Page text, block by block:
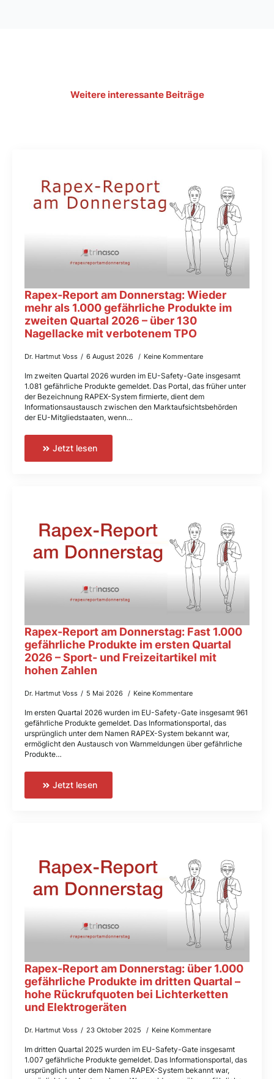
Weitere interessante Beiträge
Rapex-Report am Donnerstag: Wieder
mehr als 1.000 gefährliche Produkte im
zweiten Quartal 2026 – über 130
Nagellacke mit verbotenem TPO
Dr. Hartmut Voss 6 August 2026 Keine Kommentare
Im zweiten Quartal 2026 wurden im EU-Safety-Gate insgesamt
1.081 gefährliche Produkte gemeldet. Das Portal, das früher unter
der Bezeichnung RAPEX-System firmierte, dient dem
Informationsaustausch zwischen den Marktaufsichtsbehörden
der EU-Mitgliedstaaten, wenn…
Jetzt lesen
Rapex-Report am Donnerstag: Fast 1.000
gefährliche Produkte im ersten Quartal
2026 – Sport- und Freizeitartikel mit
hohen Zahlen
Dr. Hartmut Voss 5 Mai 2026 Keine Kommentare
Im ersten Quartal 2026 wurden im EU-Safety-Gate insgesamt 961
gefährliche Produkte gemeldet. Das Informationsportal, das
ursprünglich unter dem Namen RAPEX-System bekannt war,
ermöglicht den Austausch von Warnmeldungen über gefährliche
Produkte…
Jetzt lesen
Rapex-Report am Donnerstag: über 1.000
gefährliche Produkte im dritten Quartal –
hohe Rückrufquoten bei Lichterketten
und Elektrogeräten
Dr. Hartmut Voss 23 Oktober 2025 Keine Kommentare
Im dritten Quartal 2025 wurden im EU-Safety-Gate insgesamt
1.007 gefährliche Produkte gemeldet. Das Informationsportal, das
ursprünglich unter dem Namen RAPEX-System bekannt war,